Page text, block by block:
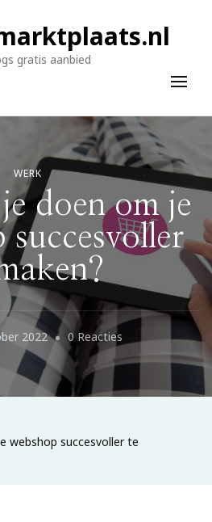
gratis aanbied
WERK
doen om je
succesvoller
2022 0 Reacties
Wat
webshop succesvoller te